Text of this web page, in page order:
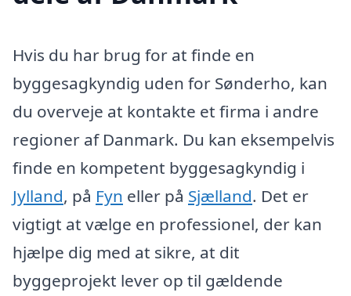
Hvis du har brug for at finde en
byggesagkyndig uden for Sønderho, kan
du overveje at kontakte et firma i andre
regioner af Danmark. Du kan eksempelvis
finde en kompetent byggesagkyndig i
Jylland, på Fyn eller på Sjælland. Det er
vigtigt at vælge en professionel, der kan
hjælpe dig med at sikre, at dit
byggeprojekt lever op til gældende